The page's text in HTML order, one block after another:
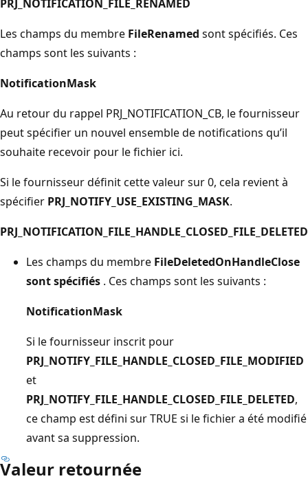
PRJ_NOTIFICATION_FILE_RENAMED
Les champs du membre FileRenamed sont spécifiés. Ces
champs sont les suivants :
NotificationMask
Au retour du rappel PRJ_NOTIFICATION_CB, le fournisseur
peut spécifier un nouvel ensemble de notifications qu’il
souhaite recevoir pour le fichier ici.
Si le fournisseur définit cette valeur sur 0, cela revient à
spécifier PRJ_NOTIFY_USE_EXISTING_MASK.
PRJ_NOTIFICATION_FILE_HANDLE_CLOSED_FILE_DELETED
Les champs du membre FileDeletedOnHandleClose
sont spécifiés . Ces champs sont les suivants :
NotificationMask
Si le fournisseur inscrit pour
PRJ_NOTIFY_FILE_HANDLE_CLOSED_FILE_MODIFIED
et
PRJ_NOTIFY_FILE_HANDLE_CLOSED_FILE_DELETED,
ce champ est défini sur TRUE si le fichier a été modifié
avant sa suppression.
Valeur retournée